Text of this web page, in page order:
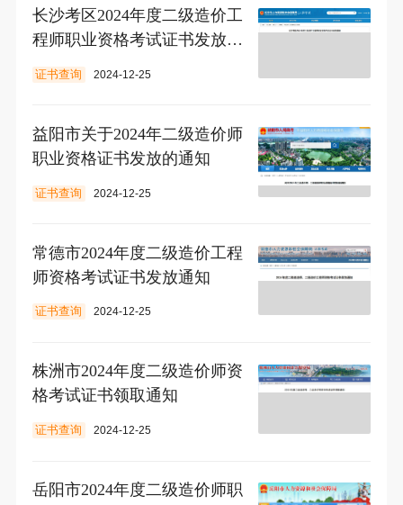
长沙考区2024年度二级造价工
程师职业资格考试证书发放通
知
证书查询 2024-12-25
益阳市关于2024年二级造价师
职业资格证书发放的通知
证书查询 2024-12-25
常德市2024年度二级造价工程
师资格考试证书发放通知
证书查询 2024-12-25
株洲市2024年度二级造价师资
格考试证书领取通知
证书查询 2024-12-25
岳阳市2024年度二级造价师职